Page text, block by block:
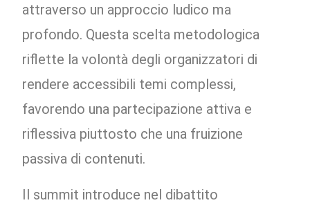
attraverso un approccio ludico ma
profondo. Questa scelta metodologica
riflette la volontà degli organizzatori di
rendere accessibili temi complessi,
favorendo una partecipazione attiva e
riflessiva piuttosto che una fruizione
passiva di contenuti.
Il summit introduce nel dibattito